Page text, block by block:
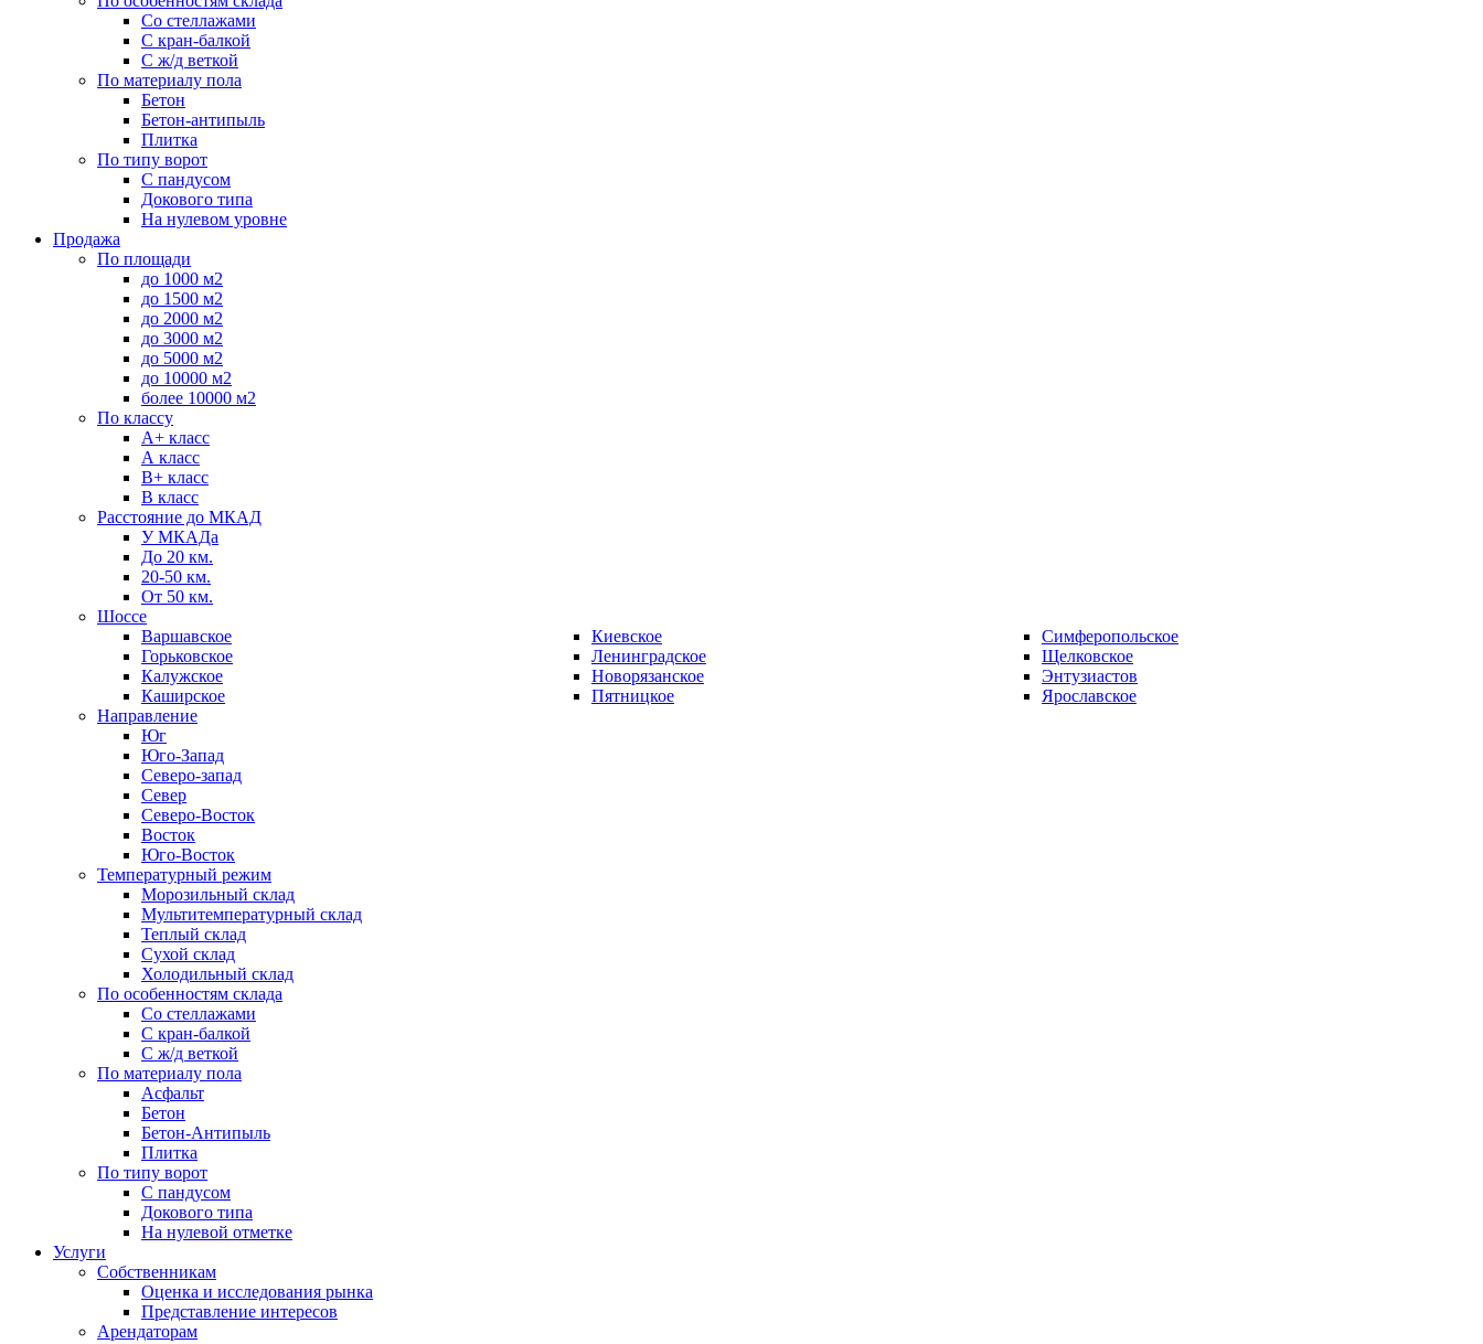
Со стеллажами
С кран-балкой
С ж/д веткой
По материалу пола
Бетон
Бетон-антипыль
Плитка
По типу ворот
С пандусом
Докового типа
На нулевом уровне
Продажа
По площади
до 1000 м2
до 1500 м2
до 2000 м2
до 3000 м2
до 5000 м2
до 10000 м2
более 10000 м2
По классу
A+ класс
А класс
В+ класс
B класс
Расстояние до МКАД
У МКАДа
До 20 км.
20-50 км.
От 50 км.
Шоссе
Варшавское
Горьковское
Калужское
Каширское
Киевское
Ленинградское
Новорязанское
Пятницкое
Симферопольское
Щелковское
Энтузиастов
Ярославское
Направление
Юг
Юго-Запад
Северо-запад
Север
Северо-Восток
Восток
Юго-Восток
Температурный режим
Морозильный склад
Мультитемпературный склад
Теплый склад
Сухой склад
Холодильный склад
По особенностям склада
Со стеллажами
С кран-балкой
С ж/д веткой
По материалу пола
Асфальт
Бетон
Бетон-Антипыль
Плитка
По типу ворот
С пандусом
Докового типа
На нулевой отметке
Услуги
Собственникам
Оценка и исследования рынка
Представление интересов
Арендаторам